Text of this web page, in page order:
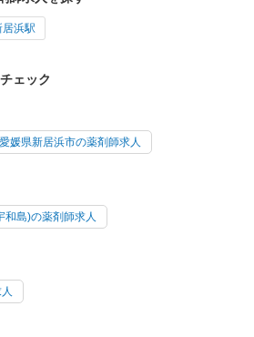
居浜駅
ェック
愛媛県新居浜市の薬剤師求人
和島)の薬剤師求人